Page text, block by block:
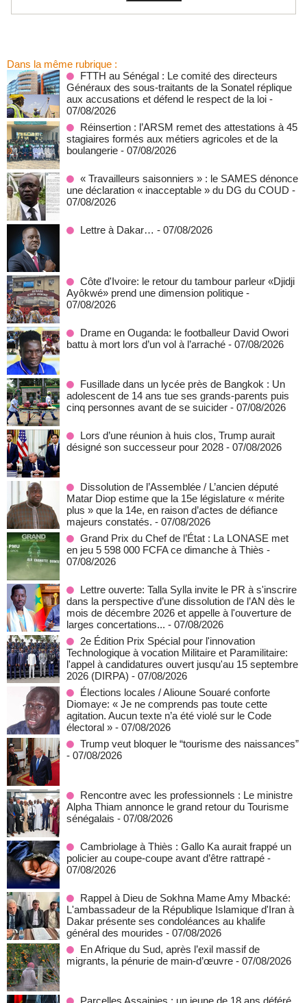
Dans la même rubrique :
FTTH au Sénégal : Le comité des directeurs
Généraux des sous-traitants de la Sonatel réplique
aux accusations et défend le respect de la loi -
07/08/2026
Réinsertion : l’ARSM remet des attestations à 45
stagiaires formés aux métiers agricoles et de la
boulangerie - 07/08/2026
« Travailleurs saisonniers » : le SAMES dénonce
une déclaration « inacceptable » du DG du COUD -
07/08/2026
Lettre à Dakar… - 07/08/2026
Côte d'Ivoire: le retour du tambour parleur «Djidji
Ayôkwé» prend une dimension politique -
07/08/2026
Drame en Ouganda: le footballeur David Owori
battu à mort lors d’un vol à l’arraché - 07/08/2026
Fusillade dans un lycée près de Bangkok : Un
adolescent de 14 ans tue ses grands-parents puis
cinq personnes avant de se suicider - 07/08/2026
Lors d’une réunion à huis clos, Trump aurait
désigné son successeur pour 2028 - 07/08/2026
Dissolution de l’Assemblée / L’ancien député
Matar Diop estime que la 15e législature « mérite
plus » que la 14e, en raison d’actes de défiance
majeurs constatés. - 07/08/2026
Grand Prix du Chef de l’État : La LONASE met
en jeu 5 598 000 FCFA ce dimanche à Thiès -
07/08/2026
Lettre ouverte: Talla Sylla invite le PR à s'inscrire
dans la perspective d’une dissolution de l’AN dès le
mois de décembre 2026 et appelle à l'ouverture de
larges concertations... - 07/08/2026
2e Édition Prix Spécial pour l'innovation
Technologique à vocation Militaire et Paramilitaire:
l'appel à candidatures ouvert jusqu'au 15 septembre
2026 (DIRPA) - 07/08/2026
Élections locales / Alioune Souaré conforte
Diomaye: « Je ne comprends pas toute cette
agitation. Aucun texte n’a été violé sur le Code
électoral » - 07/08/2026
Trump veut bloquer le “tourisme des naissances”
- 07/08/2026
Rencontre avec les professionnels : Le ministre
Alpha Thiam annonce le grand retour du Tourisme
sénégalais - 07/08/2026
Cambriolage à Thiès : Gallo Ka aurait frappé un
policier au coupe-coupe avant d’être rattrapé -
07/08/2026
Rappel à Dieu de Sokhna Mame Amy Mbacké:
L'ambassadeur de la République Islamique d'Iran à
Dakar présente ses condoléances au khalife
général des mourides - 07/08/2026
En Afrique du Sud, après l’exil massif de
migrants, la pénurie de main-d’œuvre - 07/08/2026
Parcelles Assainies : un jeune de 18 ans déféré